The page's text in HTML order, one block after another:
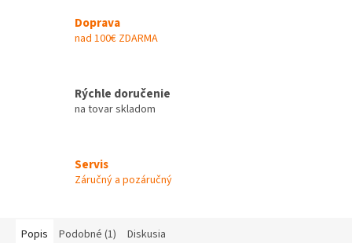
Doprava
nad 100€ ZDARMA
Rýchle doručenie
na tovar skladom
Servis
Záručný a pozáručný
Popis Podobné (1) Diskusia